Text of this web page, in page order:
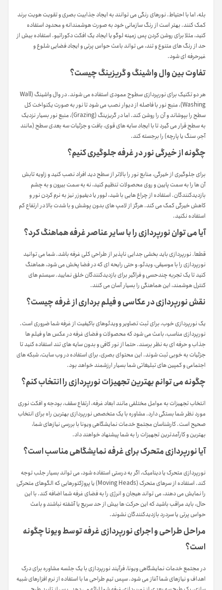
بله، اما با احتیاط. نورهای رنگی می توانند به ایجاد جذابیت بصری و تقویت هویت برند
کمک کنند. بهتر است از رنگ سازمانی خود به صورت هوشمندانه و محدود استفاده
کنید، مثلا برای روشن کردن پس زمینه لوگو یا ایجاد یک افکت دکوراتیو. استفاده بیش از
حد از رنگ های متنوع و تند، می تواند باعث حواس پرتی و ایجاد فضایی شلوغ و
غیرحرفه ای شود.
تفاوت بین وال واشینگ و گریزینگ چیست؟
هر دو تکنیک برای نورپردازی سطوح عمودی استفاده می شوند. در وال واشینگ (Wall
Washing)، منبع نور با فاصله از دیوار نصب می شود تا نور به صورت یکنواخت کل
سطح را بپوشاند و آن را روشن کند. اما در گریزینگ (Grazing)، منبع نور بسیار نزدیک
به سطح قرار می گیرد تا با ایجاد سایه های قوی، بافت و جزئیات سه بعدی سطح (مانند
آجر، سنگ یا پارچه) را برجسته کند.
چگونه از خیرگی نور در غرفه جلوگیری کنیم؟
برای جلوگیری از خیرگی، منابع نور را بالاتر از سطح دید افراد نصب کنید و زاویه تابش
آن ها را به سمت پایین و روی محصولات تنظیم کنید، نه به سمت بیرون و به چشم
بازدیدکنندگان. استفاده از چراغ هایی با شید، لوور یا دیفیوزر نیز به نرم کردن نور و
کاهش خیرگی کمک می کند. هرگز از لامپ های بدون پوشش و با شدت بالا در ارتفاع کم
استفاده نکنید.
آیا می توان نورپردازی را با سایر عناصر غرفه هماهنگ کرد؟
قطعا. نورپردازی باید بخشی جدایی ناپذیر از طراحی کلی غرفه باشد. شما می توانید
نورپردازی را با موسیقی، ویدئو، و حتی رایحه ای که در فضا پخش می شود، هماهنگ
کنید تا یک تجربه چندحسی و فراگیر برای بازدیدکنندگان خلق نمایید. سیستم های
کنترل هوشمند، این هماهنگی را بسیار آسان می کنند.
نقش نورپردازی در عکاسی و فیلم برداری از غرفه چیست؟
یک نورپردازی خوب، برای ثبت تصاویر و ویدئوهای باکیفیت از غرفه شما ضروری است.
نورپردازی مناسب، باعث می شود که محصولات و فضای غرفه در عکس ها و فیلم ها
جذاب و حرفه ای به نظر برسند. حتما از نور کافی و بدون سایه های تند استفاده کنید تا
جزئیات به خوبی ثبت شوند. این محتوای بصری، برای استفاده در وب سایت، شبکه های
اجتماعی و کمپین های تبلیغاتی شما بسیار ارزشمند خواهد بود.
چگونه می توانم بهترین تجهیزات نورپردازی را انتخاب کنم؟
انتخاب تجهیزات به عوامل مختلفی مانند ابعاد غرفه، ارتفاع سقف، بودجه و افکت نوری
مورد نظر شما بستگی دارد. مشاوره با یک متخصص نورپردازی بهترین راه برای انتخاب
صحیح است. کارشناسان مجتمع خدمات نمایشگاهی ویونا با بررسی نیازهای شما،
بهترین و کارآمدترین تجهیزات را به شما پیشنهاد خواهند داد.
آیا نورپردازی متحرک برای غرفه نمایشگاهی مناسب است؟
نورپردازی متحرک یا دینامیک، اگر به درستی استفاده شود، می تواند بسیار جلب توجه
کند. استفاده از سرهای متحرک (Moving Heads) یا پروژکتورهایی که الگوهای متحرکی
را نمایش می دهند، می تواند هیجان و انرژی را به فضای غرفه شما اضافه کند. با این
حال، باید مراقب باشید که این حرکت ها بیش از حد سریع یا آشفته نباشند و باعث
حواس پرتی یا سردرد بازدیدکنندگان نشوند.
مراحل طراحی و اجرای نورپردازی غرفه توسط ویونا چگونه
است؟
در مجتمع خدمات نمایشگاهی ویونا، فرآیند نورپردازی با یک جلسه مشاوره برای درک
اهداف و نیازهای شما آغاز می شود. سپس تیم طراحی ما با استفاده از نرم افزارهای شبیه